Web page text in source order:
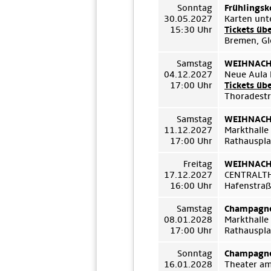
Sonntag
30.05.2027
15:30 Uhr
Karten
Tickets
Bremen,
Samstag
04.12.2027
17:00 Uhr
Neue Aula
Tickets
Samstag
11.12.2027
17:00 Uhr
Freitag
17.12.2027
16:00 Uhr
Samstag
08.01.2028
17:00 Uhr
Sonntag
16.01.2028
Theater